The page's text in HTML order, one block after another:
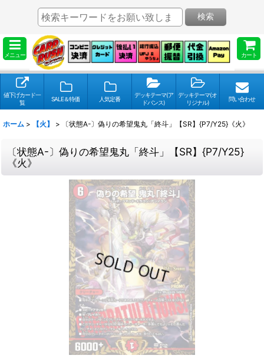
メニュー カート
検索
値下げカード一
覧
SALE＆特価 人気定番
デッキテーマ(ア
ドバンス)
デッキテーマ(オ
リジナル)
問い合わせ
ホーム > 【火】 > 〔状態A-〕偽りの希望鬼丸「終斗」【SR】{P7/Y25}《火》
〔状態A-〕偽りの希望鬼丸「終斗」【SR】{P7/Y25}
《火》